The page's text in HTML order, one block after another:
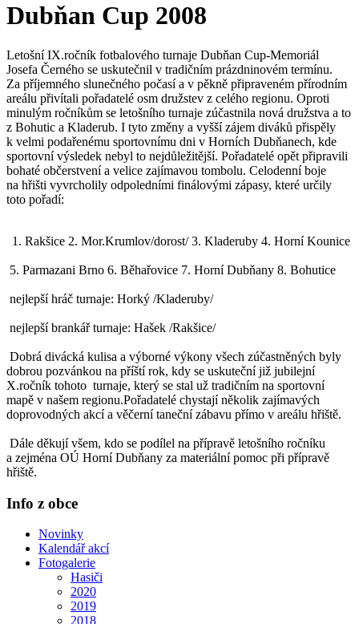
Dubňan Cup 2008
Letošní IX.ročník fotbalového turnaje Dubňan Cup-Memoriál
Josefa Černého se uskutečnil v tradičním prázdninovém termínu.
Za příjemného slunečného počasí a v pěkně připraveném přírodním
areálu přivítali pořadatelé osm družstev z celého regionu. Oproti
minulým ročníkům se letošního turnaje zúčastnila nová družstva a to
z Bohutic a Kladerub. I tyto změny a vyšší zájem diváků přispěly
k velmi podařenému sportovnímu dni v Horních Dubňanech, kde
sportovní výsledek nebyl to nejdůležitější. Pořadatelé opět připravili
bohaté občerstvení a velice zajímavou tombolu. Celodenní boje
na hřišti vyvrcholily odpoledními finálovými zápasy, které určily
toto pořadí:
1. Rakšice 2. Mor.Krumlov/dorost/ 3. Kladeruby 4. Horní Kounice
5. Parmazani Brno 6. Běhařovice 7. Horní Dubňany 8. Bohutice
nejlepší hráč turnaje: Horký /Kladeruby/
nejlepší brankář turnaje: Hašek /Rakšice/
Dobrá divácká kulisa a výborné výkony všech zúčastněných byly
dobrou pozvánkou na příští rok, kdy se uskuteční již jubilejní
X.ročník tohoto turnaje, který se stal už tradičním na sportovní
mapě v našem regionu.Pořadatelé chystají několik zajímavých
doprovodných akcí a věčerní taneční zábavu přímo v areálu hřiště.
Dále děkují všem, kdo se podílel na přípravě letošního ročníku
a zejména OÚ Horní Dubňany za materiální pomoc při přípravě
hřiště.
Info z obce
Novinky
Kalendář akcí
Fotogalerie
Hasiči
2020
2019
2018